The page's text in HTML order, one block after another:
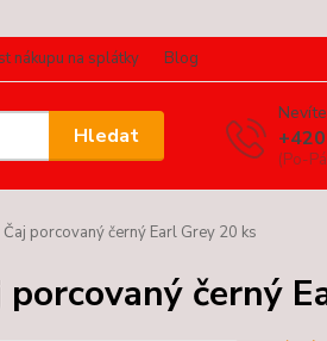
nákupu na splátky Blog
Hledat
(Po-
porcovaný černý Earl Grey 20 ks
černý